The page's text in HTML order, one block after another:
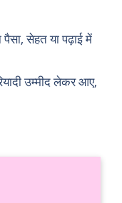
सेहत या पढ़ाई में
उम्मीद लेकर आए,